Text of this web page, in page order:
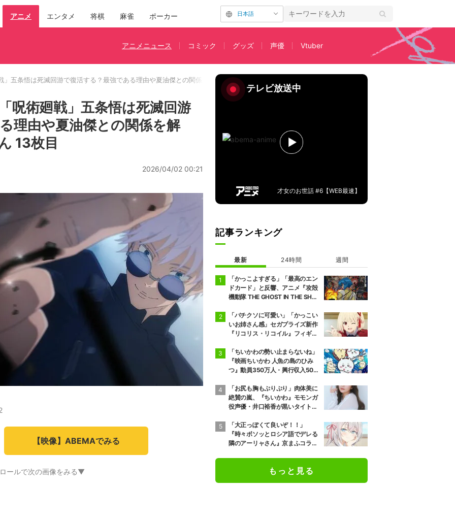
アニメ エンタメ 将棋 麻雀 ポーカー 日本語
アニメニュース コミック グッズ 声優 Vtuber
」五条悟は死滅回游で復活する？最強である理由や夏油傑との関係を解説、声優は中村悠一さん
呪術廻戦」五条悟は死滅回游
理由や夏油傑との関係を解
13枚目
2026/04/02 00:21
【映像】ABEMAでみる
ールで次の画像をみる▼
テレビ放送中
才女のお世話 #6【WEB最速】
記事ランキング
最新 24時間 週間
「かっこよすぎる」「最高のエン
ドカード」と反響、アニメ『攻殻
機動隊 THE GHOST IN THE SHEL
「バチクソに可愛い」「かっこい
いお姉さん感」セガプライズ新作
『リコリス・リコイル』フィギュ
「ちいかわの勢い止まらないね」
『映画ちいかわ 人魚の島のひみ
つ』動員350万人・興行収入50億
「お尻も胸もぷりぷり」肉体美に
絶賛の嵐、『ちいかわ』モモンガ
役声優・井口裕香が黒いタイトウ
「大正っぽくて良いぞ！！」
『時々ボソッとロシア語でデレる
隣のアーリャさん』京まふコラボ
もっと見る